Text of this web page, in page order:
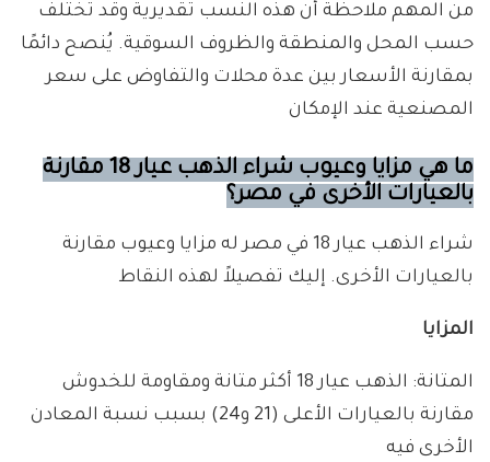
من المهم ملاحظة أن هذه النسب تقديرية وقد تختلف
حسب المحل والمنطقة والظروف السوقية. يُنصح دائمًا
بمقارنة الأسعار بين عدة محلات والتفاوض على سعر
المصنعية عند الإمكان
ما هي مزايا وعيوب شراء الذهب عيار 18 مقارنة
بالعيارات الأخرى في مصر؟
شراء الذهب عيار 18 في مصر له مزايا وعيوب مقارنة
بالعيارات الأخرى. إليك تفصيلاً لهذه النقاط
المزايا
المتانة: الذهب عيار 18 أكثر متانة ومقاومة للخدوش
مقارنة بالعيارات الأعلى (21 و24) بسبب نسبة المعادن
الأخرى فيه